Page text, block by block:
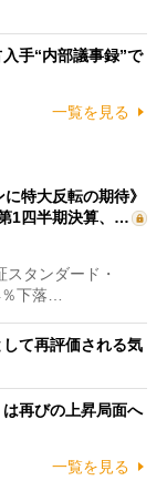
手“内部議事録”で
一覧を見る
特大反転の期待》
1四半期決算、…
タンダード・
下落…
て再評価される気
再びの上昇局面へ
一覧を見る